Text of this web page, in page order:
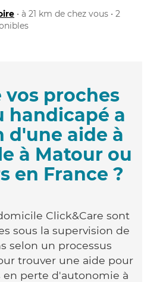
• à 21 km de chez vous • 2
vos proches
handicapé a
d'une aide à
à Matour ou
en France ?
Click&Care sont
sous la supervision de
selon un processus
trouver une aide pour
en perte d'autonomie à